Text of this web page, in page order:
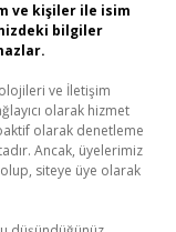
ve kişiler ile isim
bilgiler
ve İletişim
olarak hizmet
olarak denetleme
Ancak, üyelerimiz
siteye üye olarak